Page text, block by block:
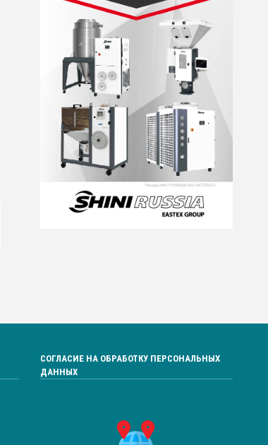
СОГЛАСИЕ НА ОБРАБОТКУ ПЕРСОНАЛЬНЫХ
ДАННЫХ